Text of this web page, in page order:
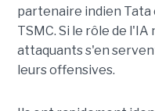
partenaire indien Tata
TSMC. Si le rôle de
attaquants s'en
leurs offensives.